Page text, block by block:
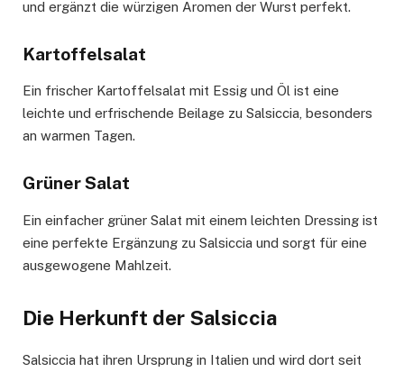
und ergänzt die würzigen Aromen der Wurst perfekt.
Kartoffelsalat
Ein frischer Kartoffelsalat mit Essig und Öl ist eine
leichte und erfrischende Beilage zu Salsiccia, besonders
an warmen Tagen.
Grüner Salat
Ein einfacher grüner Salat mit einem leichten Dressing ist
eine perfekte Ergänzung zu Salsiccia und sorgt für eine
ausgewogene Mahlzeit.
Die Herkunft der Salsiccia
Salsiccia hat ihren Ursprung in Italien und wird dort seit